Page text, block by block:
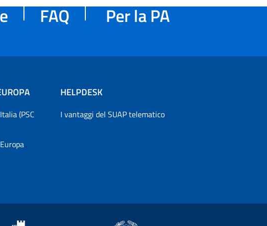
FAQ Per la PA
(PSC
HELPDESK
I vantaggi del SUAP telematico